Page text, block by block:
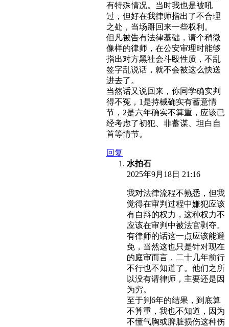
有特殊情况。当时我也是被吼
过，但好在我律师指出了不合理
之处，当场掰回来一些权利。
但凡被告有法律基础，请个稍微
像样的律师，在公安审理时能够
指出对方黑社会斗殴性质，不乱
签字乱说话，就不会被这么快送
进去了。
当然话又说回来，你同学确实判
得不冤，1是持械确实有蓄意情
节，2是六年确实不算重，应该已
经考虑了初犯、非蓄谋、坦白自
首等情节。
回复
水拍石
2025年9月18日 21:16
我对法律流程不熟悉，但我
觉得在审判过程中嫌犯应该
有自辩的权力，这种权力不
应该在审判中被法官剥夺。
有律师的话这一点应该能避
免，当然这也只是针对现在
的庭审而言，二十几年前行
不行也不知道了。他们之所
以没有请律师，主要还是因
为穷。
至于判6年的结果，到底算
不算重，我也不知道，因为
不懂气胸或脾脏损伤这种伤